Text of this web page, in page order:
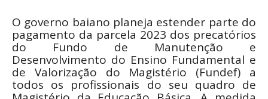
O governo baiano planeja estender parte do
pagamento da parcela 2023 dos precatórios
do Fundo de Manutenção e
Desenvolvimento do Ensino Fundamental e
de Valorização do Magistério (Fundef) a
todos os profissionais do seu quadro de